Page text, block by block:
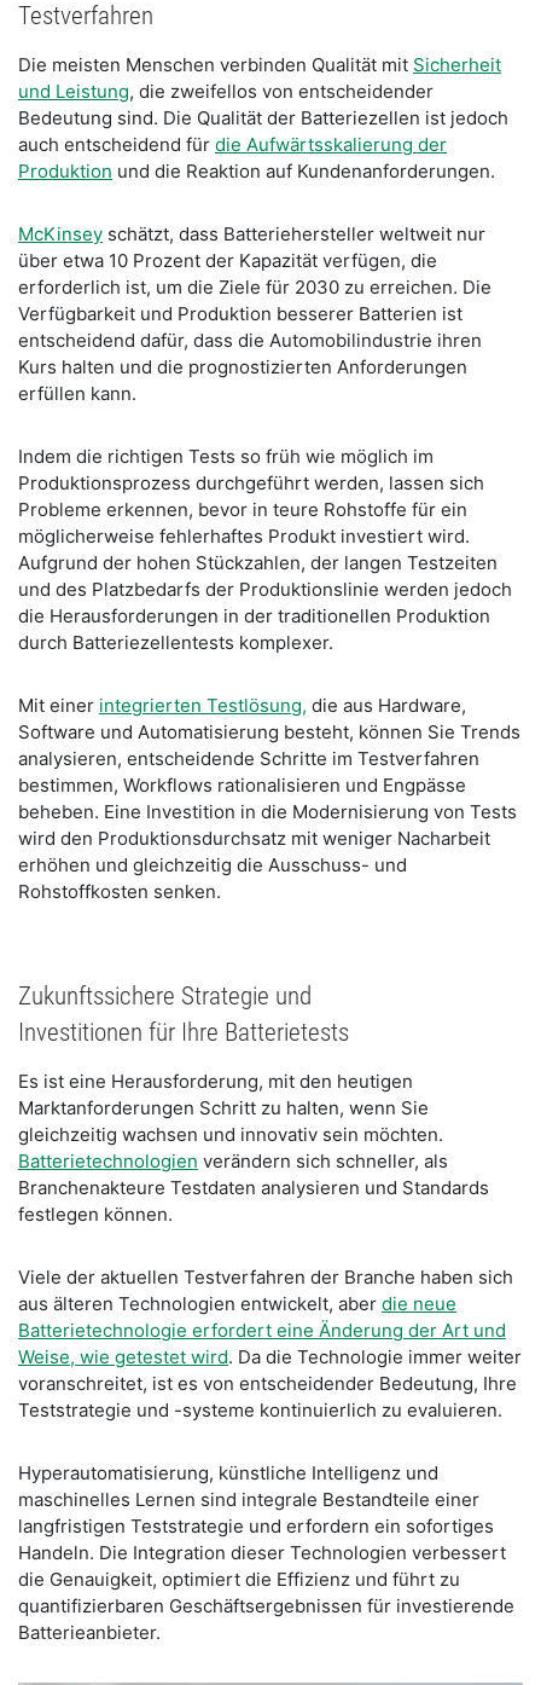
Testverfahren
Die meisten Menschen verbinden Qualität mit Sicherheit
und Leistung, die zweifellos von entscheidender
Bedeutung sind. Die Qualität der Batteriezellen ist jedoch
auch entscheidend für die Aufwärtsskalierung der
Produktion und die Reaktion auf Kundenanforderungen.
McKinsey schätzt, dass Batteriehersteller weltweit nur
über etwa 10 Prozent der Kapazität verfügen, die
erforderlich ist, um die Ziele für 2030 zu erreichen. Die
Verfügbarkeit und Produktion besserer Batterien ist
entscheidend dafür, dass die Automobilindustrie ihren
Kurs halten und die prognostizierten Anforderungen
erfüllen kann.
Indem die richtigen Tests so früh wie möglich im
Produktionsprozess durchgeführt werden, lassen sich
Probleme erkennen, bevor in teure Rohstoffe für ein
möglicherweise fehlerhaftes Produkt investiert wird.
Aufgrund der hohen Stückzahlen, der langen Testzeiten
und des Platzbedarfs der Produktionslinie werden jedoch
die Herausforderungen in der traditionellen Produktion
durch Batteriezellentests komplexer.
Mit einer integrierten Testlösung, die aus Hardware,
Software und Automatisierung besteht, können Sie Trends
analysieren, entscheidende Schritte im Testverfahren
bestimmen, Workflows rationalisieren und Engpässe
beheben. Eine Investition in die Modernisierung von Tests
wird den Produktionsdurchsatz mit weniger Nacharbeit
erhöhen und gleichzeitig die Ausschuss- und
Rohstoffkosten senken.
Zukunftssichere Strategie und
Investitionen für Ihre Batterietests
Es ist eine Herausforderung, mit den heutigen
Marktanforderungen Schritt zu halten, wenn Sie
gleichzeitig wachsen und innovativ sein möchten.
Batterietechnologien verändern sich schneller, als
Branchenakteure Testdaten analysieren und Standards
festlegen können.
Viele der aktuellen Testverfahren der Branche haben sich
aus älteren Technologien entwickelt, aber die neue
Batterietechnologie erfordert eine Änderung der Art und
Weise, wie getestet wird. Da die Technologie immer weiter
voranschreitet, ist es von entscheidender Bedeutung, Ihre
Teststrategie und -systeme kontinuierlich zu evaluieren.
Hyperautomatisierung, künstliche Intelligenz und
maschinelles Lernen sind integrale Bestandteile einer
langfristigen Teststrategie und erfordern ein sofortiges
Handeln. Die Integration dieser Technologien verbessert
die Genauigkeit, optimiert die Effizienz und führt zu
quantifizierbaren Geschäftsergebnissen für investierende
Batterieanbieter.